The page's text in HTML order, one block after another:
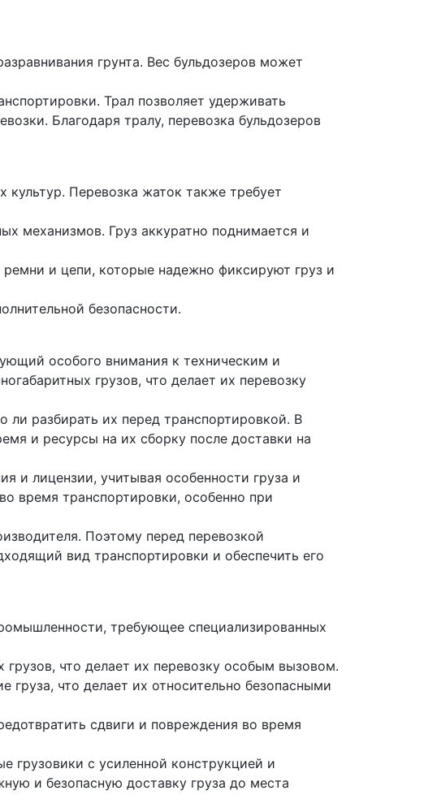
грунта. Вес бульдозеров может
Трал позволяет удерживать
Благодаря тралу, перевозка бульдозеров
культур. Перевозка жаток также требует
механизмов. Груз аккуратно поднимается и
и цепи, которые надежно фиксируют груз и
безопасности.
особого внимания к техническим и
грузов, что делает их перевозку
ли разбирать их перед транспортировкой. В
и ресурсы на их сборку после доставки на
и лицензии, учитывая особенности груза и
время транспортировки, особенно при
Поэтому перед перевозкой
вид транспортировки и обеспечить его
требующее специализированных
что делает их перевозку особым вызовом.
что делает их относительно безопасными
сдвиги и повреждения во время
грузовики с усиленной конструкцией и
и безопасную доставку груза до места